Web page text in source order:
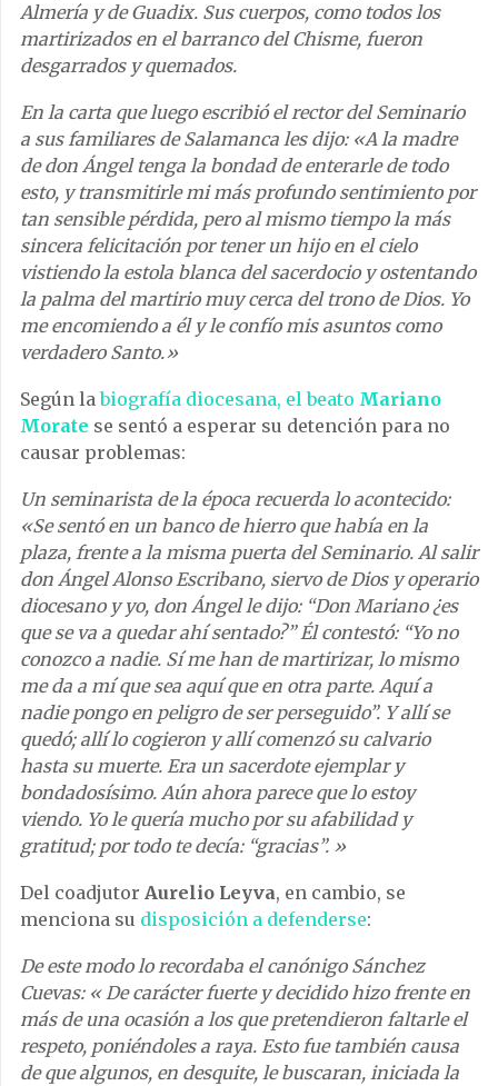
Almería y de Guadix. Sus cuerpos, como todos los
martirizados en el barranco del Chisme, fueron
desgarrados y quemados.
En la carta que luego escribió el rector del Seminario
a sus familiares de Salamanca les dijo: «A la madre
de don Ángel tenga la bondad de enterarle de todo
esto, y transmitirle mi más profundo sentimiento por
tan sensible pérdida, pero al mismo tiempo la más
sincera felicitación por tener un hijo en el cielo
vistiendo la estola blanca del sacerdocio y ostentando
la palma del martirio muy cerca del trono de Dios. Yo
me encomiendo a él y le confío mis asuntos como
verdadero Santo.»
Según labiografía diocesana, el beato Mariano
Morate se sentó a esperar su detención para no
causar problemas:
Un seminarista de la época recuerda lo acontecido:
«Se sentó en un banco de hierro que había en la
plaza, frente a la misma puerta del Seminario. Al salir
don Ángel Alonso Escribano, siervo de Dios y operario
diocesano y yo, don Ángel le dijo: “Don Mariano ¿es
que se va a quedar ahí sentado?” Él contestó: “Yo no
conozco a nadie. Sí me han de martirizar, lo mismo
me da a mí que sea aquí que en otra parte. Aquí a
nadie pongo en peligro de ser perseguido”. Y allí se
quedó; allí lo cogieron y allí comenzó su calvario
hasta su muerte. Era un sacerdote ejemplar y
bondadosísimo. Aún ahora parece que lo estoy
viendo. Yo le quería mucho por su afabilidad y
gratitud; por todo te decía: “gracias”. »
Del coadjutor Aurelio Leyva, en cambio, se
menciona su disposición a defenderse:
De este modo lo recordaba el canónigo Sánchez
Cuevas: « De carácter fuerte y decidido hizo frente en
más de una ocasión a los que pretendieron faltarle el
respeto, poniéndoles a raya. Esto fue también causa
de que algunos, en desquite, le buscaran, iniciada la